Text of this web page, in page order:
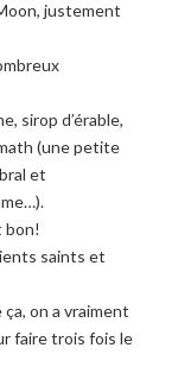
justement
sirop d’érable,
(une petite
et
bon!
saints et
on a vraiment
faire trois fois le